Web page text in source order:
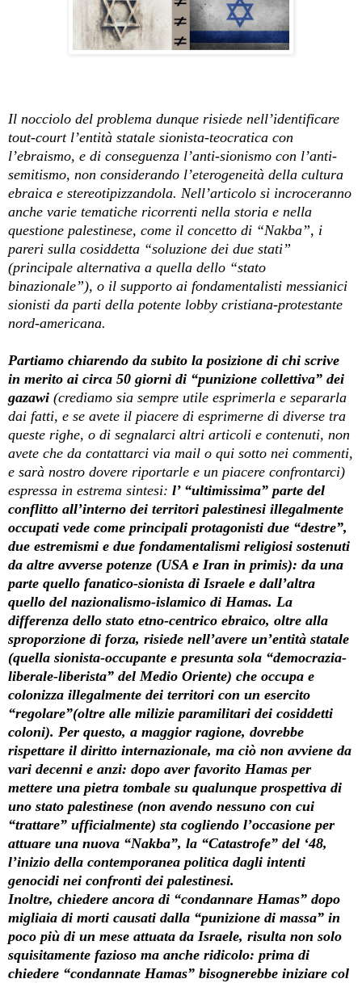
Il nocciolo del problema dunque risiede nell’identificare
tout-court l’entità statale sionista-teocratica con
l’ebraismo, e di conseguenza l’anti-sionismo con l’anti-
semitismo, non considerando l’eterogeneità della cultura
ebraica e stereotipizzandola. Nell’articolo si incroceranno
anche varie tematiche ricorrenti nella storia e nella
questione palestinese, come il concetto di “Nakba”, i
pareri sulla cosiddetta “soluzione dei due stati”
(principale alternativa a quella dello “stato
binazionale”), o il supporto ai fondamentalisti messianici
sionisti da parti della potente lobby cristiana-protestante
nord-americana.
Partiamo chiarendo da subito la posizione di chi scrive
in merito ai circa 50 giorni di “punizione collettiva” dei
gazawi (crediamo sia sempre utile esprimerla e separarla
dai fatti, e se avete il piacere di esprimerne di diverse tra
queste righe, o di segnalarci altri articoli e contenuti, non
avete che da contattarci via mail o qui sotto nei commenti,
e sarà nostro dovere riportarle e un piacere confrontarci)
espressa in estrema sintesi: l’ “ultimissima” parte del
conflitto all’interno dei territori palestinesi illegalmente
occupati vede come principali protagonisti due “destre”,
due estremismi e due fondamentalismi religiosi sostenuti
da altre avverse potenze (USA e Iran in primis): da una
parte quello fanatico-sionista di Israele e dall’altra
quello del nazionalismo-islamico di Hamas. La
differenza dello stato etno-centrico ebraico, oltre alla
sproporzione di forza, risiede nell’avere un’entità statale
(quella sionista-occupante e presunta sola “democrazia-
liberale-liberista” del Medio Oriente) che occupa e
colonizza illegalmente dei territori con un esercito
“regolare”(oltre alle milizie paramilitari dei cosiddetti
coloni). Per questo, a maggior ragione, dovrebbe
rispettare il diritto internazionale, ma ciò non avviene da
vari decenni e anzi: dopo aver favorito Hamas per
mettere una pietra tombale su qualunque prospettiva di
uno stato palestinese (non avendo nessuno con cui
“trattare” ufficialmente) sta cogliendo l’occasione per
attuare una nuova “Nakba”, la “Catastrofe” del ‘48,
l’inizio della contemporanea politica dagli intenti
genocidi nei confronti dei palestinesi.
Inoltre, chiedere ancora di “condannare Hamas” dopo
migliaia di morti causati dalla “punizione di massa” in
poco più di un mese attuata da Israele, risulta non solo
squisitamente fazioso ma anche ridicolo: prima di
chiedere “condannate Hamas” bisognerebbe iniziare col